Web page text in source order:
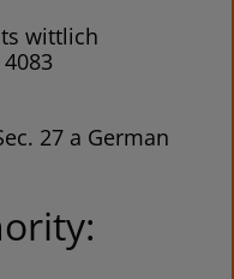
wittlich
27 a German